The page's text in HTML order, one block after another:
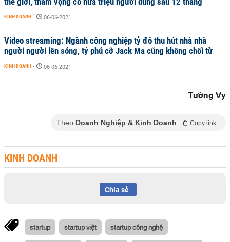
KINH DOANH - 06-06-2021
Video streaming: Ngành công nghiệp tỷ đô thu hút nhà nhà
người người lên sóng, tỷ phú cỡ Jack Ma cũng không chối từ
KINH DOANH - 06-06-2021
Tường Vy
Theo Doanh Nghiệp & Kinh Doanh Copy link
KINH DOANH
Chia sẻ
startup startup việt startup công nghệ